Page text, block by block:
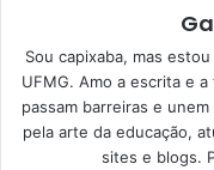
Organizar
do bebê:
Sou capixaba, mas
UFMG. Amo a escrita e
passam barreiras e
pela arte da educação,
sites e blogs.